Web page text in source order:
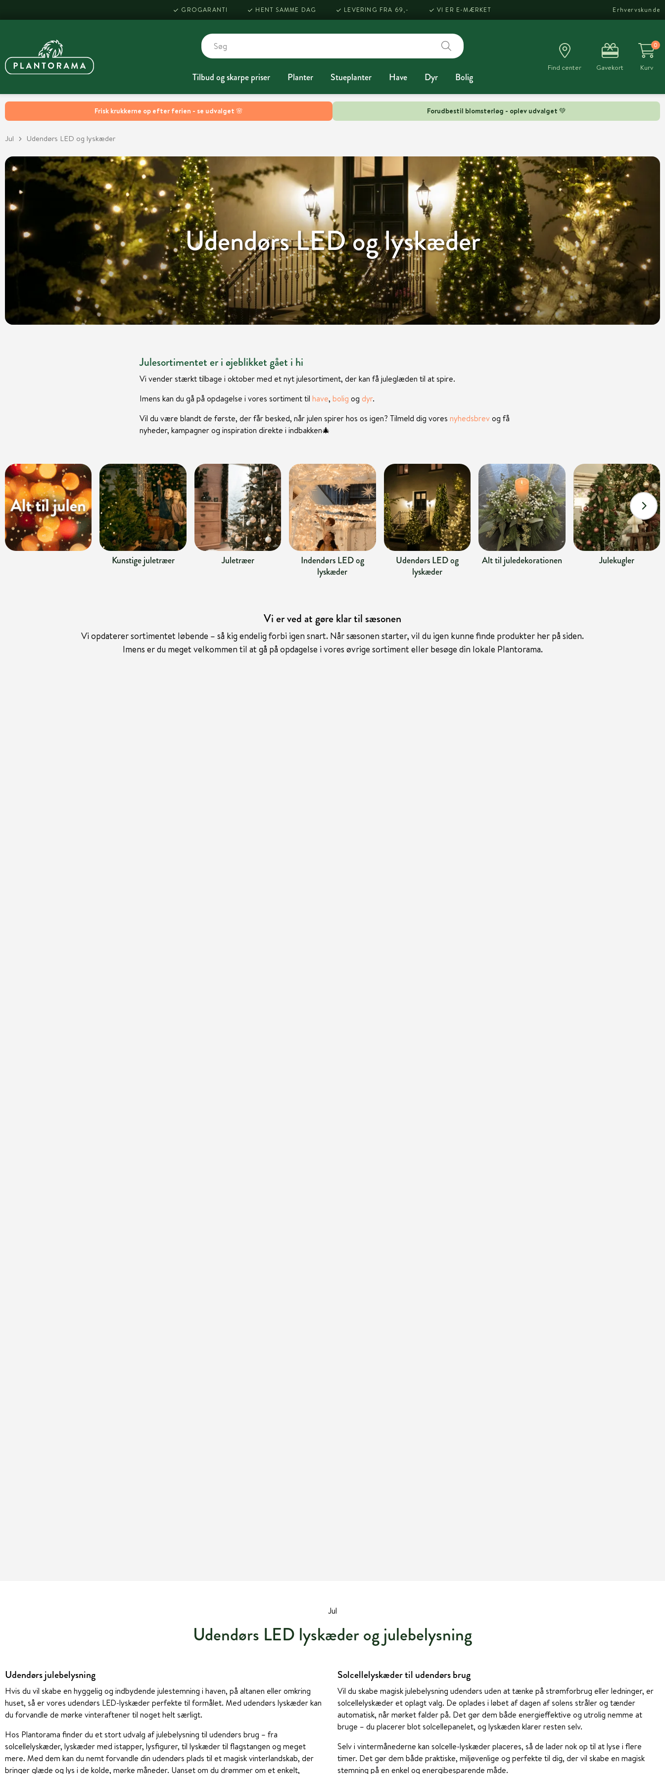
Frisk krukkerne op efter ferien - se udvalget 🌸 Forudbestil blomsterløg - oplev udvalget 💚
GROGARANTI HENT SAMME DAG LEVERING FRA 69,- VI ER E-MÆRKET Erhvervskunde
Tilbud og skarpe priser Planter Stueplanter Have Dyr Bolig
Find center Gavekort
0
Kurv
Jul Udendørs LED og lyskæder
Udendørs LED og lyskæder
Julesortimentet er i øjeblikket gået i hi
Vi vender stærkt tilbage i oktober med et nyt julesortiment, der kan få juleglæden til at spire.
Imens kan du gå på opdagelse i vores sortiment til have, bolig og dyr.
Vil du være blandt de første, der får besked, når julen spirer hos os igen? Tilmeld dig vores nyhedsbrevog få
nyheder, kampagner og inspiration direkte i indbakken🎄
Kunstige juletræer Juletræer
Indendørs LED og
lyskæder
Udendørs LED og
lyskæder
Alt til juledekorationen Julekugler
Vi er ved at gøre klar til sæsonen
Vi opdaterer sortimentet løbende – så kig endelig forbi igen snart. Når sæsonen starter, vil du igen kunne finde produkter her på siden.
Imens er du meget velkommen til at gå på opdagelse i vores øvrige sortiment eller besøge din lokale Plantorama.
Jul
Udendørs LED lyskæder og julebelysning
Udendørs julebelysning
Hvis du vil skabe en hyggelig og indbydende julestemning i haven, på altanen eller omkring
huset, så er vores udendørs LED-lyskæder perfekte til formålet. Med udendørs lyskæder kan
du forvandle de mørke vinteraftener til noget helt særligt.
Hos Plantorama finder du et stort udvalg af julebelysning til udendørs brug – fra
solcellelyskæder, lyskæder med istapper, lysfigurer, til lyskæder til flagstangen og meget
mere. Med dem kan du nemt forvandle din udendørs plads til et magisk vinterlandskab, der
bringer glæde og lys i de kolde, mørke måneder. Uanset om du drømmer om et enkelt,
Solcellelyskæder til udendørs brug
Vil du skabe magisk julebelysning udendørs uden at tænke på strømforbrug eller ledninger, er
solcellelyskæder et oplagt valg. De oplades i løbet af dagen af solens stråler og tænder
automatisk, når mørket falder på. Det gør dem både energieffektive og utrolig nemme at
bruge – du placerer blot solcellepanelet, og lyskæden klarer resten selv.
Selv i vintermånederne kan solcelle-lyskæder placeres, så de lader nok op til at lyse i flere
timer. Det gør dem både praktiske, miljøvenlige og perfekte til dig, der vil skabe en magisk
stemning på en enkel og energibesparende måde.